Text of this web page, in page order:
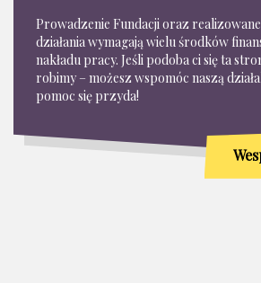
Prowadzenie Fundacji oraz
działania wymagają wielu środków
nakładu pracy. Jeśli podoba ci się ta
robimy – możesz wspomóc naszą
pomoc się przyda!